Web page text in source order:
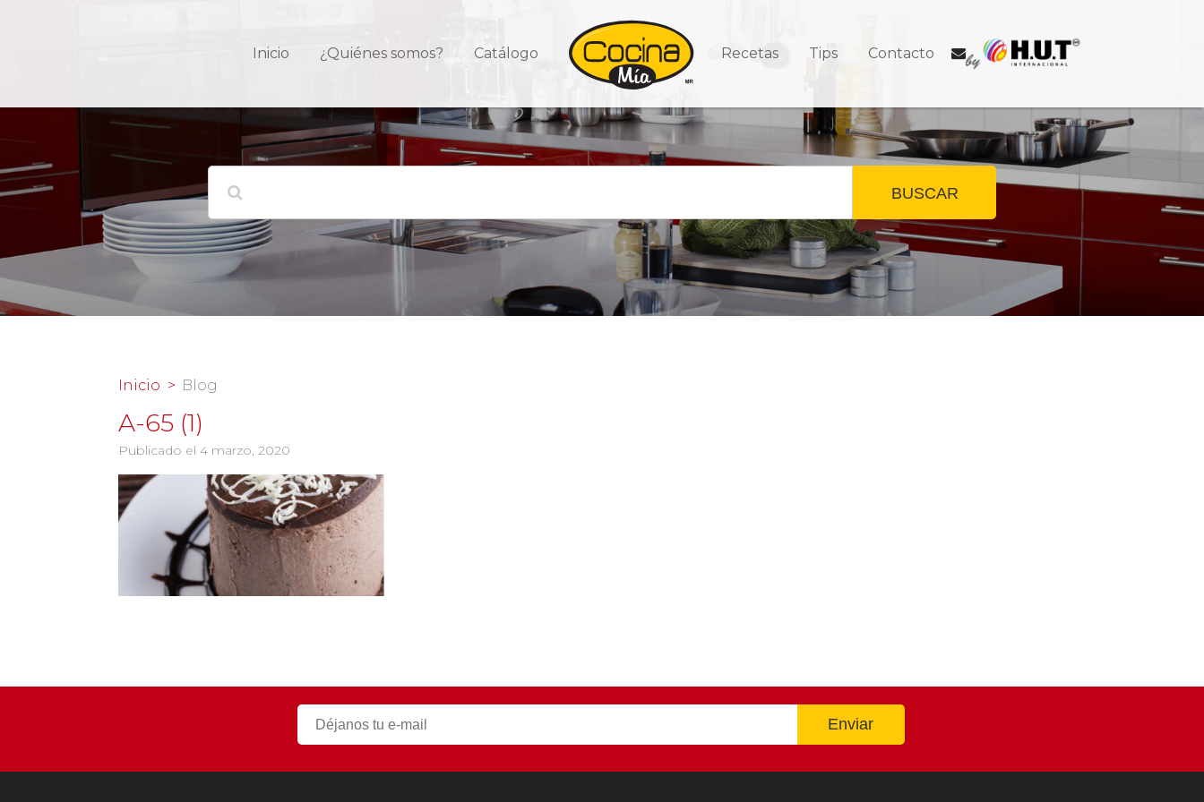
Inicio ¿Quiénes somos? Catálogo Recetas Tips Contacto
BUSCAR
Inicio Blog
A-65 (1)
Publicado el 4 marzo, 2020